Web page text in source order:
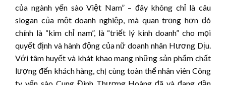
của ngành yến sào Việt Nam” – đây không chỉ là câu
slogan của một doanh nghiệp, mà quan trọng hơn đó
chính là “kim chỉ nam”, là “triết lý kinh doanh” cho mọi
quyết định và hành động của nữ doanh nhân Hương Dịu.
Với tâm huyết và khát khao mang những sản phẩm chất
lượng đến khách hàng, chị cùng toàn thể nhân viên Công
ty yến sào Cung Đình Thượng Hoàng đã và đang dần